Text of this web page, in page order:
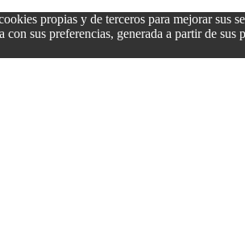
propias y de terceros para mejorar sus
con sus preferencias, generada a partir de